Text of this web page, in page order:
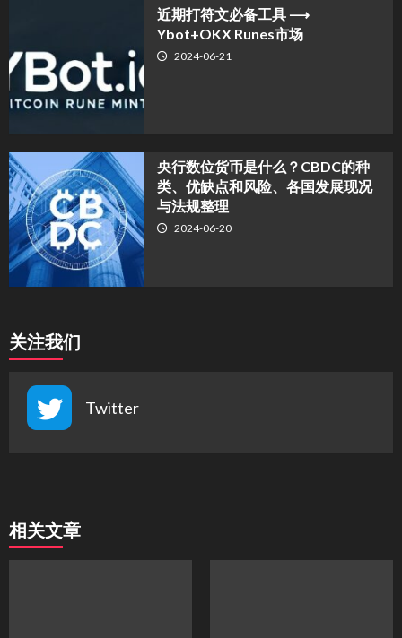
近期打符文必备工具 ⟶
Ybot+OKX Runes市场
2024-06-21
央行数位货币是什么？CBDC的种
类、优缺点和风险、各国发展现况
与法规整理
2024-06-20
关注我们
Twitter
相关文章